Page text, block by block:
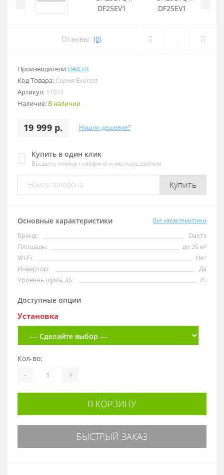
Отзывы: (0)
Производители DAICHI
Код Товара: Серия Everest
Артикул: 11077
Наличие: В наличии
19 999 р. Нашли дешевле?
Купить в один клик
Введите номер телефона и мы перезвоним
Купить
Основные характеристики Все характеристики
Бренд:
Daichi
Площадь:
до 25 м²
Wi-Fi:
Нет
Инвертор:
Да
Уровень шума, дБ:
25
Доступные опции
Установка
Кол-во:
- +
В КОРЗИНУ
БЫСТРЫЙ ЗАКАЗ